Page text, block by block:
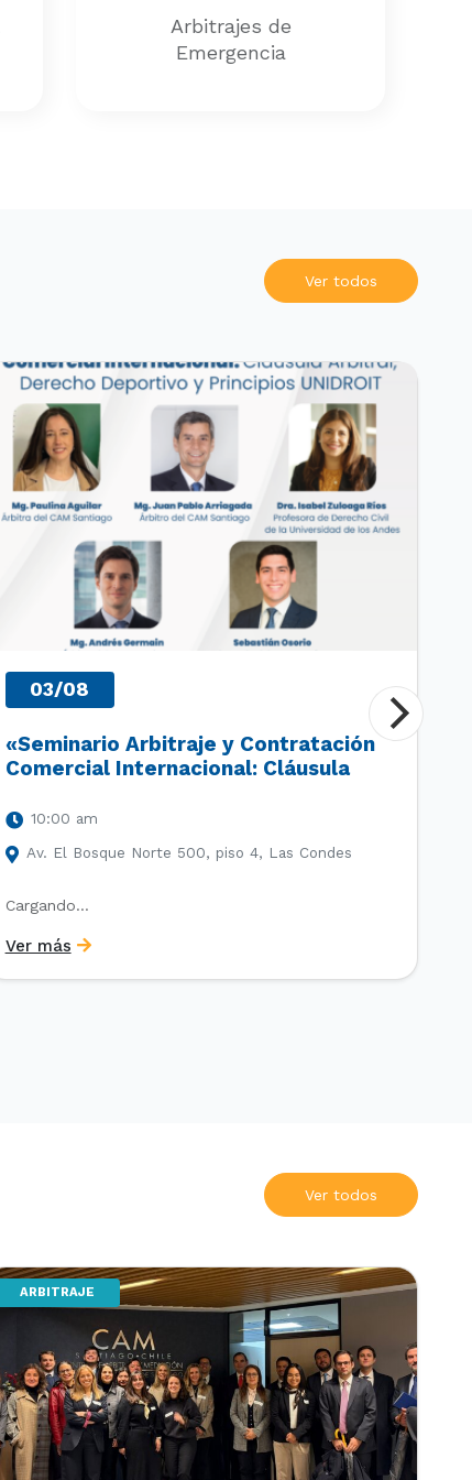
Arbitrajes de
Emergencia
Ver todos
EVENTOS REALIZADOS
03/08
«Seminario Arbitraje y Contratación
Comercial Internacional: Cláusula
Principios UNIDROIT»
10:00 am
Av. El Bosque Norte 500, piso 4, Las Condes
Cargando…
Ver más
Ver todos
ARBITRAJE